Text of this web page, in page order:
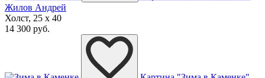
Жилов Андрей
Холст, 25 x 40
14 300 руб.